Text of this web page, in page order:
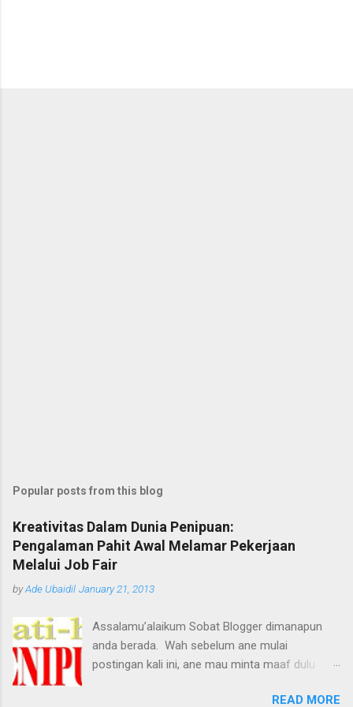
Popular posts from this blog
Kreativitas Dalam Dunia Penipuan:
Pengalaman Pahit Awal Melamar Pekerjaan
Melalui Job Fair
byAde Ubaidil January 21, 2013
Assalamu’alaikum Sobat Blogger dimanapun
anda berada. Wah sebelum ane mulai
postingan kali ini, ane mau minta maaf dulu
baik kok, biar tidak ada lagi korban-korbanREAD MORE